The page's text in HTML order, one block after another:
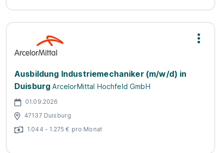
Ausbildung Industriemechaniker (m/w/d) in
Duisburg ArcelorMittal Hochfeld GmbH
01.09.2026
47137 Duisburg
1.044 - 1.275 € pro Monat